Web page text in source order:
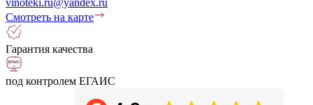
Смотреть на карте
Гарантия качества
под контролем ЕГАИС